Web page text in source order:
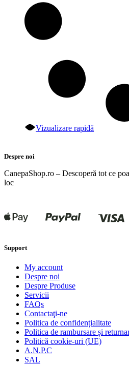
Vizualizare rapidă
Despre noi
CanepaShop.ro – Descoperă tot ce
loc
Support
My account
Despre noi
Despre Produse
Servicii
FAQs
Contactaţi-ne
Politica de confidențialitate
Politica de rambursare și
Politică cookie-uri (UE)
A.N.P.C
SAL